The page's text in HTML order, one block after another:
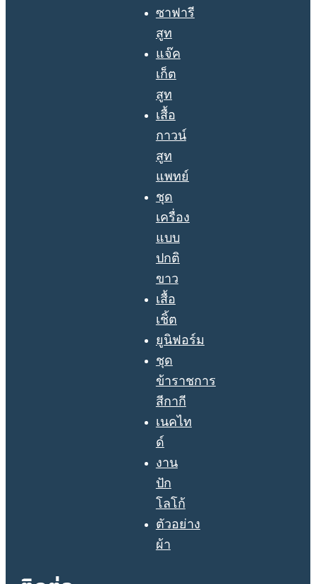
ซาฟารี
สูท
แจ๊ค
เก็ต
สูท
เสื้อ
กาวน์
สูท
แพทย์
ชุด
เครื่อง
แบบ
ปกติ
ขาว
เสื้อ
เชิ้ต
ยูนิฟอร์ม
ชุด
ข้าราชการ
สีกากี
เนคไท
ด์
งาน
ปัก
โลโก้
ตัวอย่าง
ผ้า